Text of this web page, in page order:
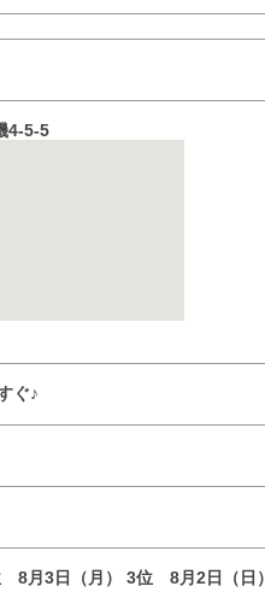
4-5-5
ぐ♪
月3日（月） 3位 8月2日（日）